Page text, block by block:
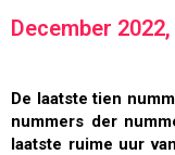
December
De laatste tien
nummers der
laatste ruime uur